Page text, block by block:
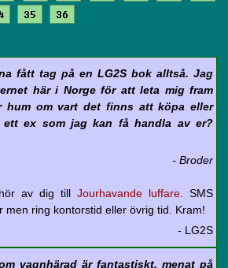
35 36
fått tag på en LG2S bok alltså. Jag
här i Norge för att leta mig fram
hum om vart det finns att köpa eller
ex som jag kan få handla av er?
- Broder
av dig till Jourhavande luffare . SMS
men ring kontorstid eller övrig tid. Kram!
- LG2S
vagnhärad är fantastiskt. menat på